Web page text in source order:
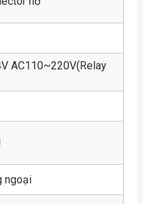
AC110~220V(Relay
ngoại